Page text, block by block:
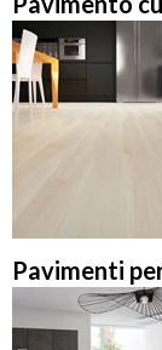
Pavimenti